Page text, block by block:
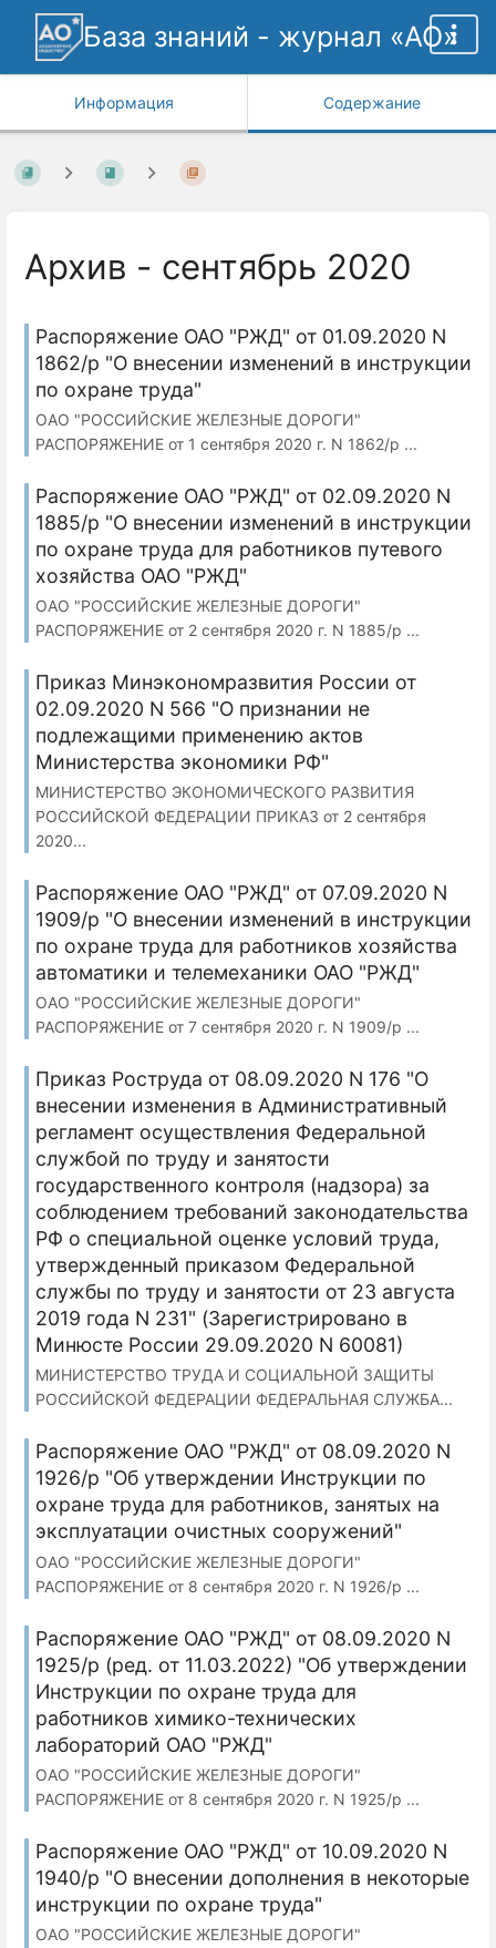
База знаний - журнал «АО»
Информация Содержание
Архив - сентябрь 2020
Распоряжение ОАО "РЖД" от 01.09.2020 N
1862/р "О внесении изменений в инструкции
по охране труда"
ОАО "РОССИЙСКИЕ ЖЕЛЕЗНЫЕ ДОРОГИ"
РАСПОРЯЖЕНИЕ от 1 сентября 2020 г. N 1862/р ...
Распоряжение ОАО "РЖД" от 02.09.2020 N
1885/р "О внесении изменений в инструкции
по охране труда для работников путевого
хозяйства ОАО "РЖД"
ОАО "РОССИЙСКИЕ ЖЕЛЕЗНЫЕ ДОРОГИ"
РАСПОРЯЖЕНИЕ от 2 сентября 2020 г. N 1885/р ...
Приказ Минэкономразвития России от
02.09.2020 N 566 "О признании не
подлежащими применению актов
Министерства экономики РФ"
МИНИСТЕРСТВО ЭКОНОМИЧЕСКОГО РАЗВИТИЯ
РОССИЙСКОЙ ФЕДЕРАЦИИ ПРИКАЗ от 2 сентября
2020...
Распоряжение ОАО "РЖД" от 07.09.2020 N
1909/р "О внесении изменений в инструкции
по охране труда для работников хозяйства
автоматики и телемеханики ОАО "РЖД"
ОАО "РОССИЙСКИЕ ЖЕЛЕЗНЫЕ ДОРОГИ"
РАСПОРЯЖЕНИЕ от 7 сентября 2020 г. N 1909/р ...
Приказ Роструда от 08.09.2020 N 176 "О
внесении изменения в Административный
регламент осуществления Федеральной
службой по труду и занятости
государственного контроля (надзора) за
соблюдением требований законодательства
РФ о специальной оценке условий труда,
утвержденный приказом Федеральной
службы по труду и занятости от 23 августа
2019 года N 231" (Зарегистрировано в
Минюсте России 29.09.2020 N 60081)
МИНИСТЕРСТВО ТРУДА И СОЦИАЛЬНОЙ ЗАЩИТЫ
РОССИЙСКОЙ ФЕДЕРАЦИИ ФЕДЕРАЛЬНАЯ СЛУЖБА...
Распоряжение ОАО "РЖД" от 08.09.2020 N
1926/р "Об утверждении Инструкции по
охране труда для работников, занятых на
эксплуатации очистных сооружений"
ОАО "РОССИЙСКИЕ ЖЕЛЕЗНЫЕ ДОРОГИ"
РАСПОРЯЖЕНИЕ от 8 сентября 2020 г. N 1926/р ...
Распоряжение ОАО "РЖД" от 08.09.2020 N
1925/р (ред. от 11.03.2022) "Об утверждении
Инструкции по охране труда для
работников химико-технических
лабораторий ОАО "РЖД"
ОАО "РОССИЙСКИЕ ЖЕЛЕЗНЫЕ ДОРОГИ"
РАСПОРЯЖЕНИЕ от 8 сентября 2020 г. N 1925/р ...
Распоряжение ОАО "РЖД" от 10.09.2020 N
1940/р "О внесении дополнения в некоторые
инструкции по охране труда"
ОАО "РОССИЙСКИЕ ЖЕЛЕЗНЫЕ ДОРОГИ"